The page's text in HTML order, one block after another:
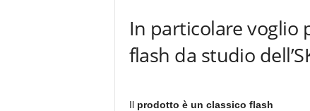
In particolare voglio
flash da studio
Il prodotto è un classico flash